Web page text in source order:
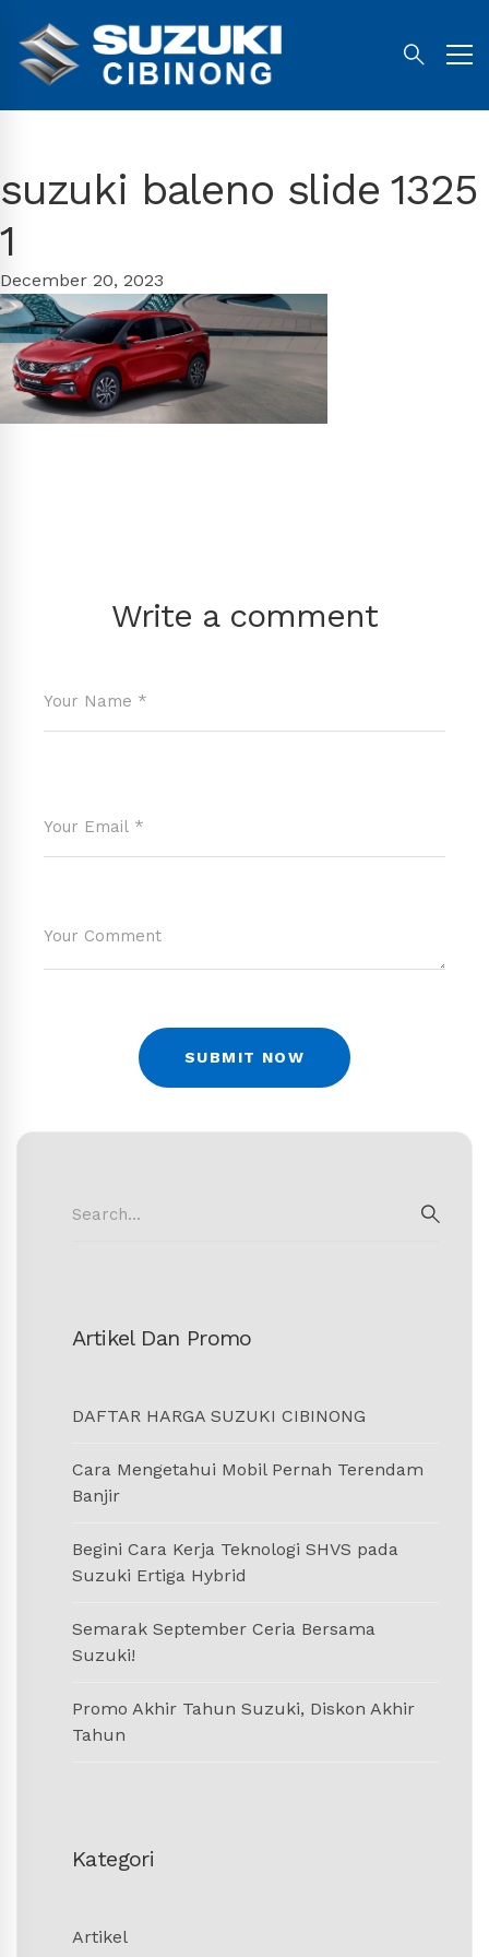
suzuki baleno slide 1325
1
December 20, 2023
Write a comment
for:
Artikel Dan Promo
DAFTAR HARGA SUZUKI CIBINONG
Cara Mengetahui Mobil Pernah Terendam
Banjir
Begini Cara Kerja Teknologi SHVS pada
Suzuki Ertiga Hybrid
Semarak September Ceria Bersama
Suzuki!
Promo Akhir Tahun Suzuki, Diskon Akhir
Tahun
Kategori
Artikel